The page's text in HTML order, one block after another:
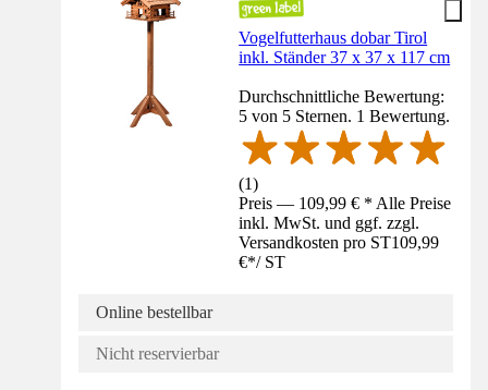
Vogelfutterhaus dobar Tirol
inkl. Ständer 37 x 37 x 117 cm
Durchschnittliche Bewertung:
5 von 5 Sternen. 1 Bewertung.
(1)
Preis — 109,99 € * Alle Preise
inkl. MwSt. und ggf. zzgl.
Versandkosten pro ST109,99
€*/ ST
Online bestellbar
Nicht reservierbar